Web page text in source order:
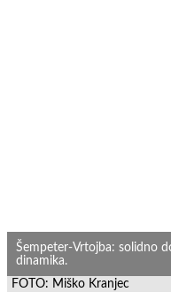
Šempeter-Vrtojba: solidno
dinamika.
FOTO: Miško Kranjec